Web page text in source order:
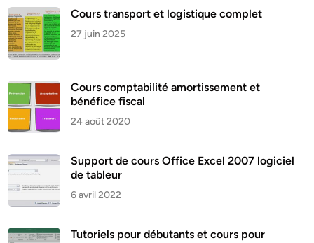
Cours transport et logistique complet
27 juin 2025
Cours comptabilité amortissement et
bénéfice fiscal
24 août 2020
Support de cours Office Excel 2007 logiciel
de tableur
6 avril 2022
Tutoriels pour débutants et cours pour